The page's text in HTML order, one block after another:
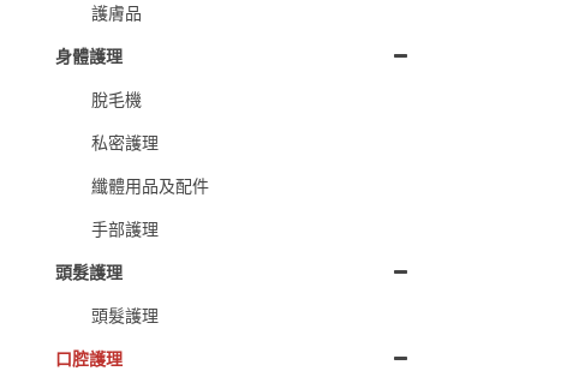
護膚品
身體護理
脫毛機
私密護理
纖體用品及配件
手部護理
頭髮護理
頭髮護理
口腔護理